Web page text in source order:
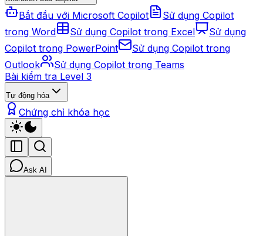
Bắt đầu với Microsoft Copilot
Sử dụng Copilot
trong Word
Sử dụng Copilot trong Excel
Sử dụng
Copilot trong PowerPoint
Sử dụng Copilot trong
Outlook
Sử dụng Copilot trong Teams
Bài kiểm tra Level 3
Tự động hóa
Chứng chỉ khóa học
Ask AI